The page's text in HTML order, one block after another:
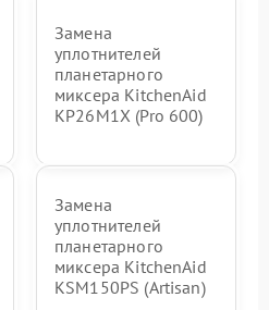
Замена
уплотнителей
планетарного
миксера KitchenAid
KP26M1X (Pro 600)
Замена
уплотнителей
планетарного
миксера KitchenAid
KSM150PS (Artisan)